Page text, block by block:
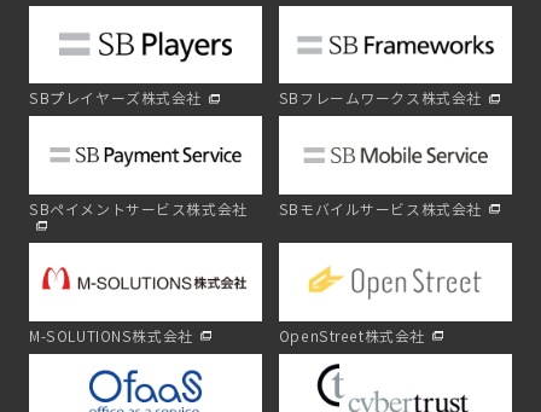
SBプレイヤーズ株式会社 SBフレームワークス株式会社
SBペイメントサービス株式会社 SBモバイルサービス株式会社
M-SOLUTIONS株式会社 OpenStreet株式会社